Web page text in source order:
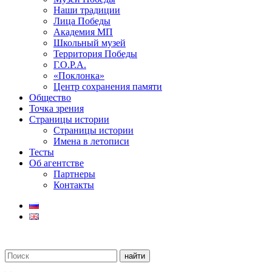
Наши традиции
Лица Победы
Академия МП
Школьный музей
Территория Победы
Г.О.Р.А.
«Поклонка»
Центр сохранения памяти
Общество
Точка зрения
Страницы истории
Страницы истории
Имена в летописи
Тесты
Об агентстве
Партнеры
Контакты